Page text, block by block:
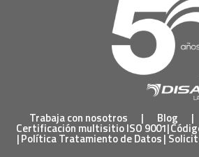
Trabaja con nosotros | Blog |
Certificación multisitio ISO 9001|
|Política Tratamiento de Datos|